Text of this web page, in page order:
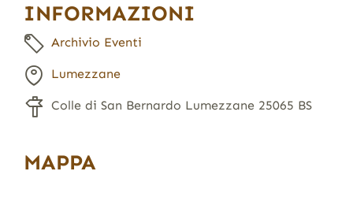
INFORMAZIONI
Archivio Eventi
Lumezzane
Colle di San Bernardo Lumezzane 25065 BS
MAPPA